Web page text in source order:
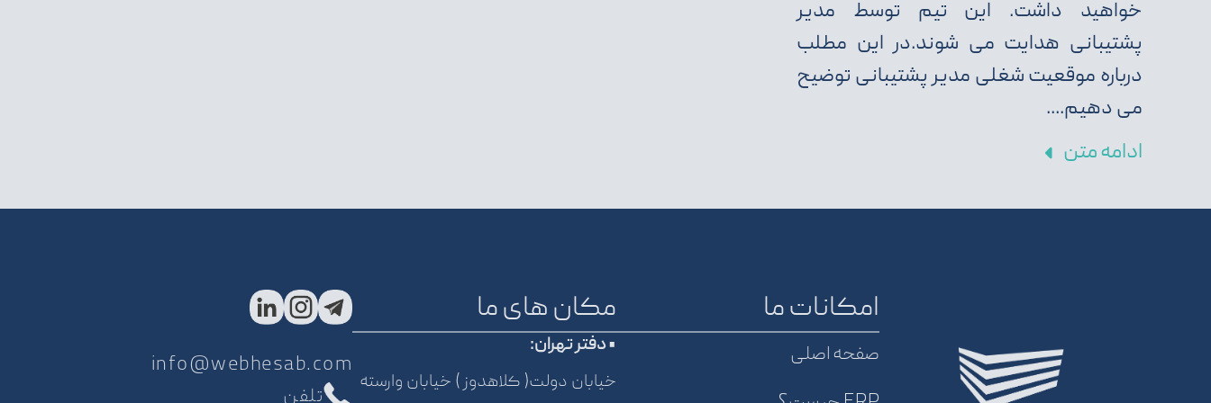
خواهید داشت. این تیم توسط مدیر
پشتیبانی هدایت می شوند.در این مطلب
درباره موقعیت شغلی مدیر پشتیبانی توضیح
می دهیم....
ادامه متن
امکانات ما
صفحه اصلی
مکان های ما
• دفتر تهران:
خیابان دولت( کلاهدوز ) خیابان وارسته
info@webhesab.com
تلفن